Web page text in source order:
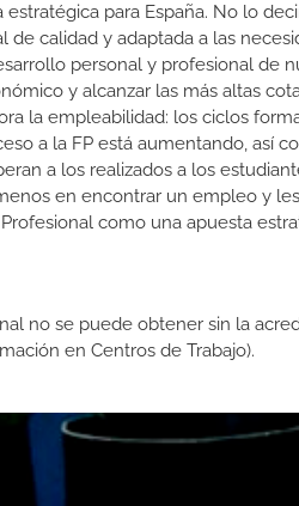
para España. No lo
de calidad y adaptada a las
personal y profesional de
y alcanzar las más altas
la empleabilidad: los ciclos
a la FP está aumentando, así
a los realizados a los
en encontrar un empleo y
como una apuesta
no se puede obtener sin la
en Centros de Trabajo).